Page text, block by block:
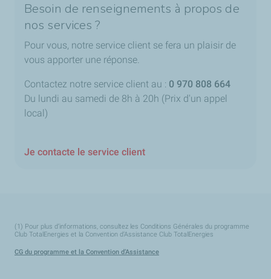
Besoin de renseignements à propos de
nos services ?
Pour vous, notre service client se fera un plaisir de
vous apporter une réponse.
Contactez notre service client au : 0 970 808 664
Du lundi au samedi de 8h à 20h (Prix d'un appel
local)
Je contacte le service client
(1) Pour plus d’informations, consultez les Conditions Générales du programme
Club TotalEnergies et la Convention d’Assistance Club TotalEnergies
CG du programme et la Convention d’Assistance